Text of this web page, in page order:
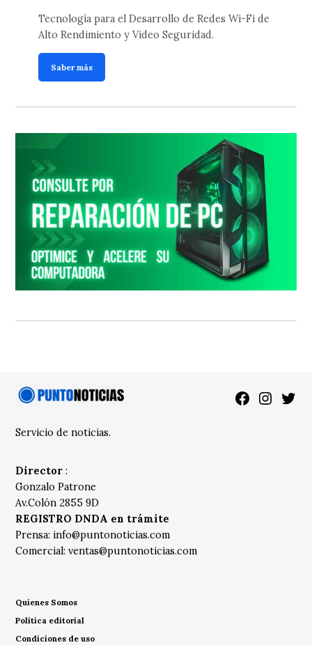
Tecnología para el Desarrollo de Redes Wi-Fi de
Alto Rendimiento y Video Seguridad.
Saber más
Facebook
Servicio de noticias.
Director :
Gonzalo Patrone
Av.Colón 2855 9D
REGISTRO DNDA en trámite
Prensa: info@puntonoticias.com
Comercial:ventas@puntonoticias.com
Quienes Somos
Política editorial
Condiciones de uso